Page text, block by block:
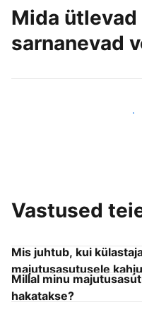
Mida
sarnanevad
Liitu endaga
Vastused
Mis juhtub, kui
majutusasutusele
Millal minu
hakatakse?